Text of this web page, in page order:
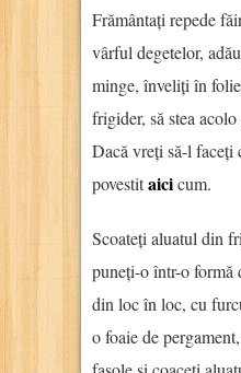
Frământați repede
vârful degetelor,
minge, înveliți în
frigider, să stea
Dacă vreți să-l faceți
povestitaicicum.
Scoateți aluatul din
puneți-o într-o formă
din loc în loc, cu
o foaie de